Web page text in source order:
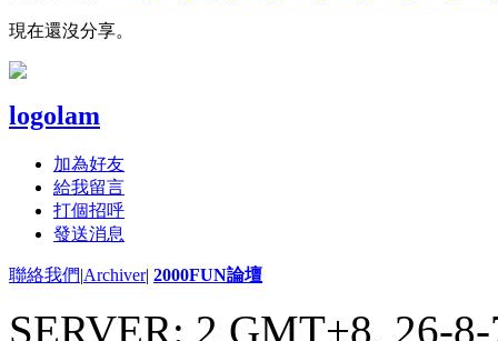
現在還沒分享。
logolam
加為好友
給我留言
打個招呼
發送消息
聯絡我們|Archiver| 2000FUN論壇
SERVER: 2 GMT+8, 26-